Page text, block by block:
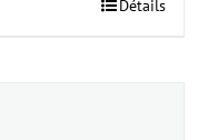
Détails